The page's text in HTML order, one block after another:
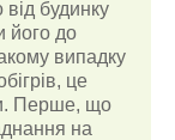
будинку
його до
випадку
це
Перше, що
на